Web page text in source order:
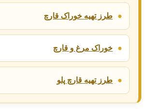
● طرز تهیه خوراک قارچ
● خوراک مرغ و قارچ
● طرز تهیه قارچ پلو